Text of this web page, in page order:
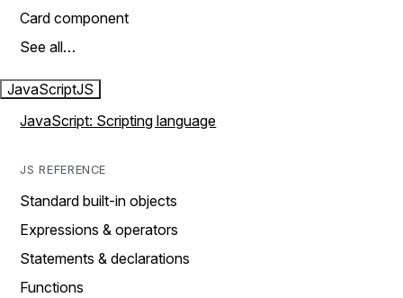
Card component
See all…
JavaScriptJS
JavaScript: Scripting language
JS REFERENCE
Standard built-in objects
Expressions & operators
Statements & declarations
Functions